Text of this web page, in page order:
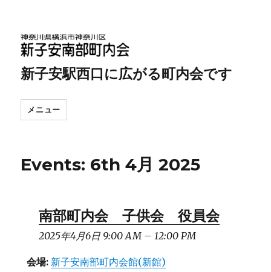
新子安駅西口に広がる町内会です
メニュー
Events: 6th 4月 2025
南部町内会 子供会 役員会
2025年4月6日 9:00 AM– 12:00 PM
会場: 新子安南部町内会館(新館)